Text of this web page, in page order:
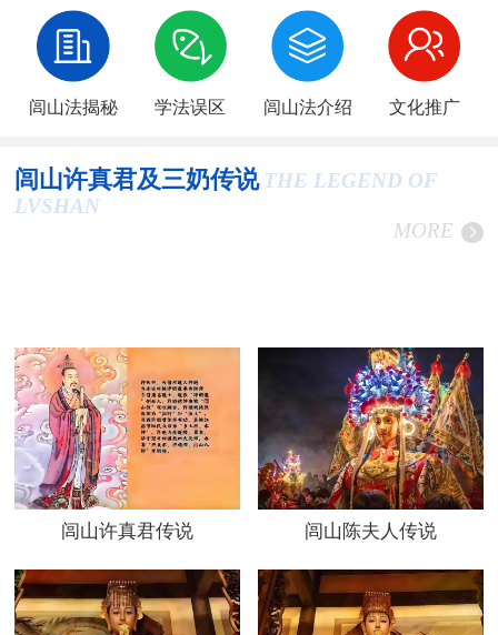
闾山法揭秘 学法误区 闾山法介绍 文化推广
闾山许真君及三奶传说 THE LEGEND OF
LVSHAN
MORE
闾山许真君传说 闾山陈夫人传说